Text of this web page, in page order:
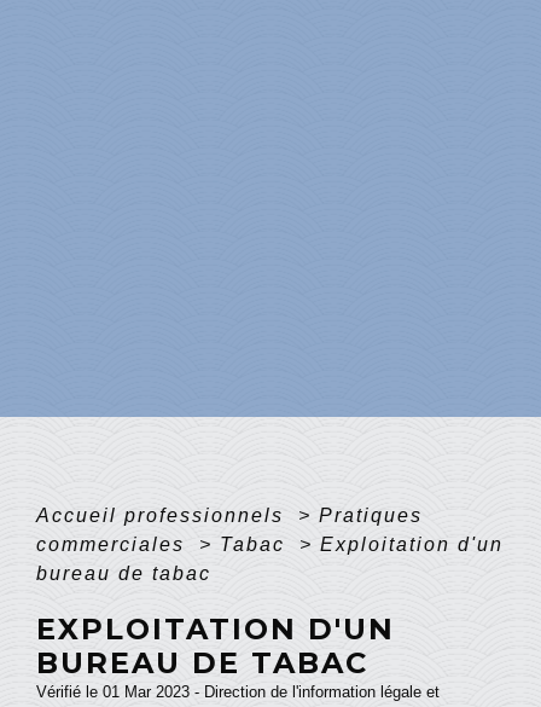
Accueil professionnels > Pratiques
commerciales
> Tabac > Exploitation d'un
bureau de tabac
EXPLOITATION D'UN
BUREAU DE TABAC
Vérifié le 01 Mar 2023 - Direction de l'information légale et